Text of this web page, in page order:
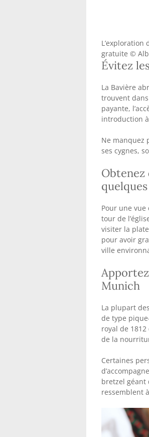
gratuite ©
Évitez
La Bavière
payante,
introduction
Ne manquez
ses cygnes,
Obtenez
Pour une
tour de
pour avoir
ville
Munich
La plupart
royal de
de la
Certaines
bretzel
ressemblent